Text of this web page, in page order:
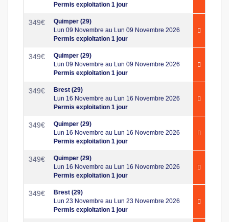
Permis exploitation 1 jour
349€
Quimper (29)
Lun 09 Novembre au Lun 09 Novembre 2026
Permis exploitation 1 jour
349€
Quimper (29)
Lun 09 Novembre au Lun 09 Novembre 2026
Permis exploitation 1 jour
349€
Brest (29)
Lun 16 Novembre au Lun 16 Novembre 2026
Permis exploitation 1 jour
349€
Quimper (29)
Lun 16 Novembre au Lun 16 Novembre 2026
Permis exploitation 1 jour
349€
Quimper (29)
Lun 16 Novembre au Lun 16 Novembre 2026
Permis exploitation 1 jour
349€
Brest (29)
Lun 23 Novembre au Lun 23 Novembre 2026
Permis exploitation 1 jour